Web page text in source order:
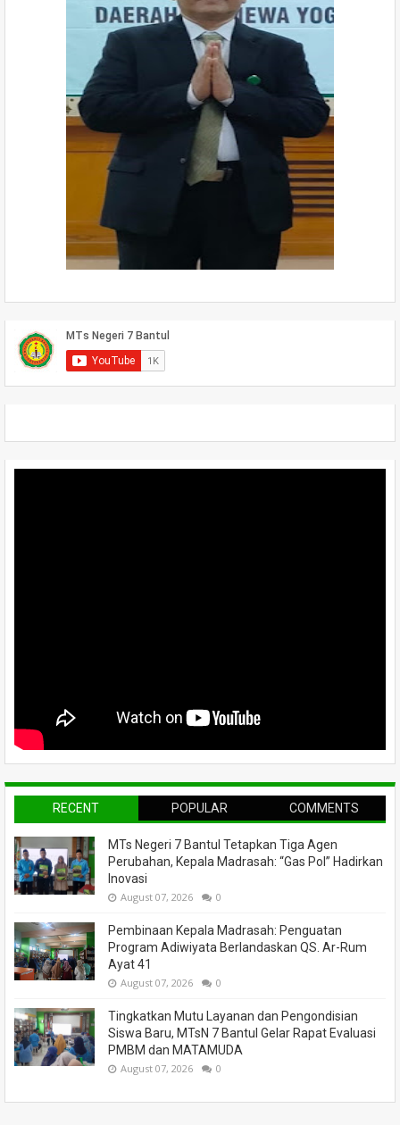
RECENT POPULAR COMMENTS
MTs Negeri 7 Bantul Tetapkan Tiga Agen
Perubahan, Kepala Madrasah: “Gas Pol” Hadirkan
Inovasi
August 07, 2026 0
Pembinaan Kepala Madrasah: Penguatan
Program Adiwiyata Berlandaskan QS. Ar-Rum
Ayat 41
August 07, 2026 0
Tingkatkan Mutu Layanan dan Pengondisian
Siswa Baru, MTsN 7 Bantul Gelar Rapat Evaluasi
PMBM dan MATAMUDA
August 07, 2026 0